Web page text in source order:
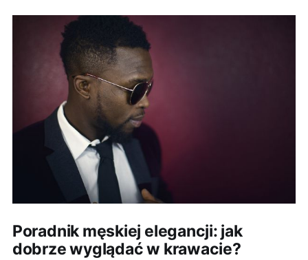
Poradnik męskiej elegancji: jak
dobrze wyglądać w krawacie?